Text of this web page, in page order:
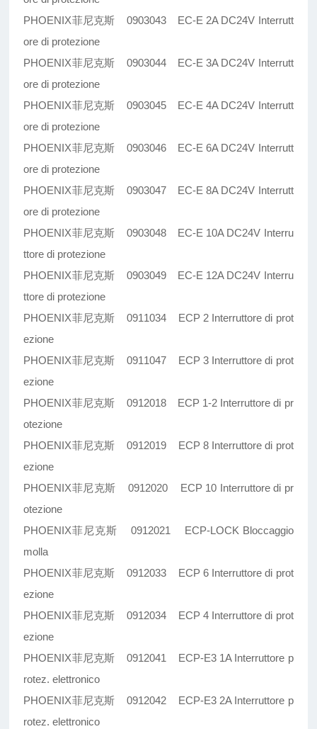
PHOENIX菲尼克斯 0903043 EC-E 2A DC24V Interrutt
ore di protezione
PHOENIX菲尼克斯 0903044 EC-E 3A DC24V Interrutt
ore di protezione
PHOENIX菲尼克斯 0903045 EC-E 4A DC24V Interrutt
ore di protezione
PHOENIX菲尼克斯 0903046 EC-E 6A DC24V Interrutt
ore di protezione
PHOENIX菲尼克斯 0903047 EC-E 8A DC24V Interrutt
ore di protezione
PHOENIX菲尼克斯 0903048 EC-E 10A DC24V Interru
ttore di protezione
PHOENIX菲尼克斯 0903049 EC-E 12A DC24V Interru
ttore di protezione
PHOENIX菲尼克斯 0911034 ECP 2 Interruttore di prot
ezione
PHOENIX菲尼克斯 0911047 ECP 3 Interruttore di prot
ezione
PHOENIX菲尼克斯 0912018 ECP 1-2 Interruttore di pr
otezione
PHOENIX菲尼克斯 0912019 ECP 8 Interruttore di prot
ezione
PHOENIX菲尼克斯 0912020 ECP 10 Interruttore di pr
otezione
PHOENIX菲尼克斯 0912021 ECP-LOCK Bloccaggio
molla
PHOENIX菲尼克斯 0912033 ECP 6 Interruttore di prot
ezione
PHOENIX菲尼克斯 0912034 ECP 4 Interruttore di prot
ezione
PHOENIX菲尼克斯 0912041 ECP-E3 1A Interruttore p
rotez. elettronico
PHOENIX菲尼克斯 0912042 ECP-E3 2A Interruttore p
rotez. elettronico